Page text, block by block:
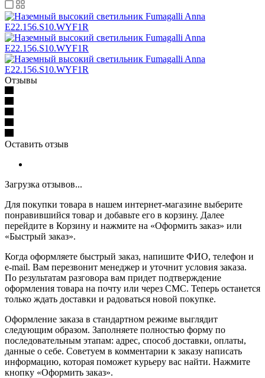
Отзывы
Оставить отзыв
Загрузка отзывов...
Для покупки товара в нашем интернет-магазине выберите
понравившийся товар и добавьте его в корзину. Далее
перейдите в Корзину и нажмите на «Оформить заказ» или
«Быстрый заказ».
Когда оформляете быстрый заказ, напишите ФИО, телефон и
e-mail. Вам перезвонит менеджер и уточнит условия заказа.
По результатам разговора вам придет подтверждение
оформления товара на почту или через СМС. Теперь останется
только ждать доставки и радоваться новой покупке.
Оформление заказа в стандартном режиме выглядит
следующим образом. Заполняете полностью форму по
последовательным этапам: адрес, способ доставки, оплаты,
данные о себе. Советуем в комментарии к заказу написать
информацию, которая поможет курьеру вас найти. Нажмите
кнопку «Оформить заказ».